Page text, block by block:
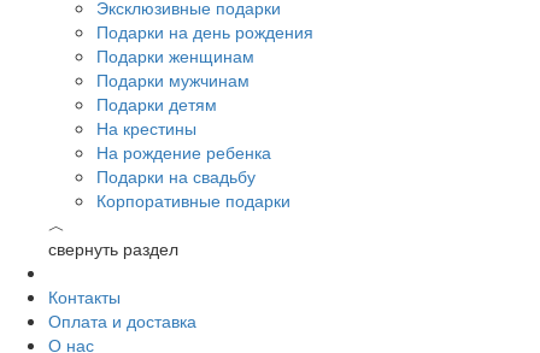
Эксклюзивные подарки
Подарки на день рождения
Подарки женщинам
Подарки мужчинам
Подарки детям
На крестины
На рождение ребенка
Подарки на свадьбу
Корпоративные подарки
︿
свернуть раздел
Контакты
Оплата и доставка
О нас